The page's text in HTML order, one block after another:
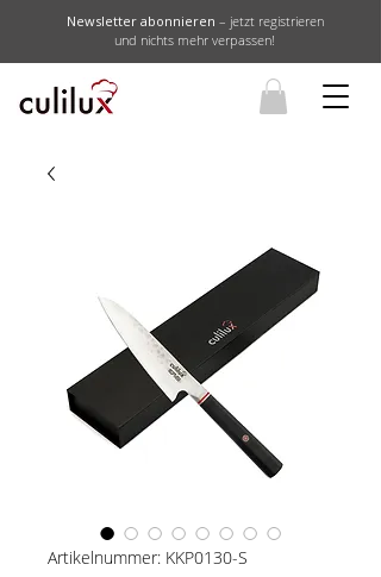
Newsletter abonnieren – jetzt registrieren
und nichts mehr verpassen!
Artikelnummer: KKP0130-S